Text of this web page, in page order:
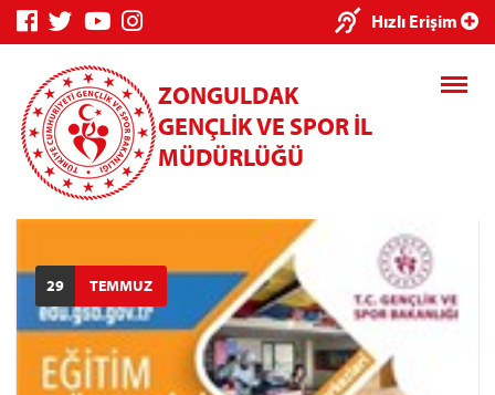
Hızlı Erişim
ZONGULDAK
GENÇLİK VE SPOR İL
MÜDÜRLÜĞÜ
29 TEMMUZ
×
Sistemi
Spor Bilgi
Sistemi
Kredi/Yurt
İşlemleri